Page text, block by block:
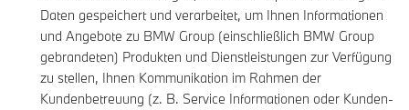
Daten gespeichert und verarbeitet, um Ihnen Informationen
und Angebote zu BMW Group (einschließlich BMW Group
gebrandeten) Produkten und Dienstleistungen zur Verfügung
zu stellen, Ihnen Kommunikation im Rahmen der
Kundenbetreuung (z. B. Service Informationen oder Kunden-